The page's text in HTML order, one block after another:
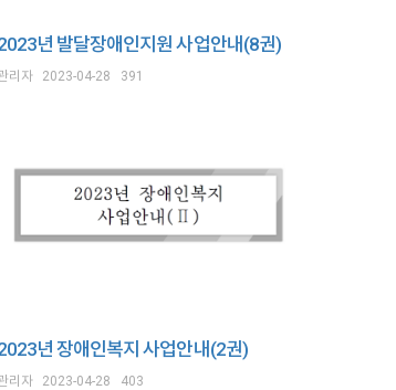
년 발달장애인지원 사업안내(8권)
리자 2023-04-28 391
년 장애인복지 사업안내(2권)
리자 2023-04-28 403